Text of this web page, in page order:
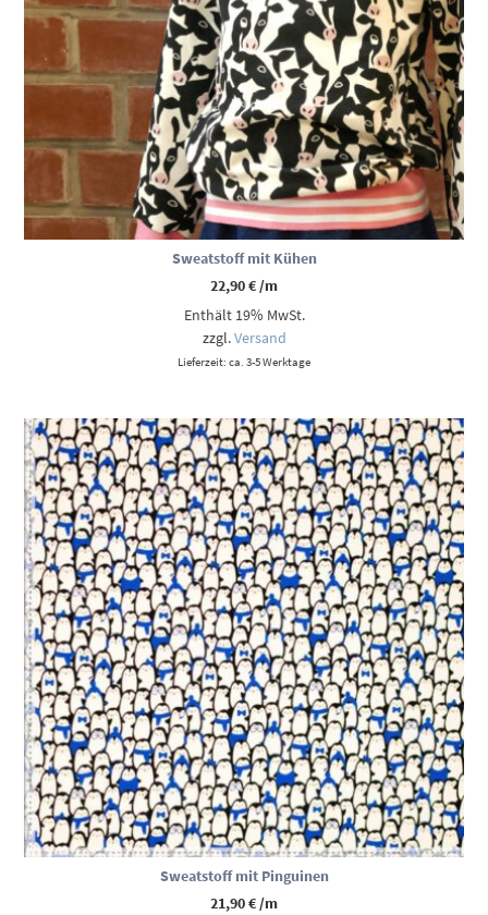
Sweatstoff mit Kühen
22,90€/m
Enthält 19% MwSt.
zzgl.Versand
Lieferzeit: ca. 3-5 Werktage
Sweatstoff mit Pinguinen
21,90€/m